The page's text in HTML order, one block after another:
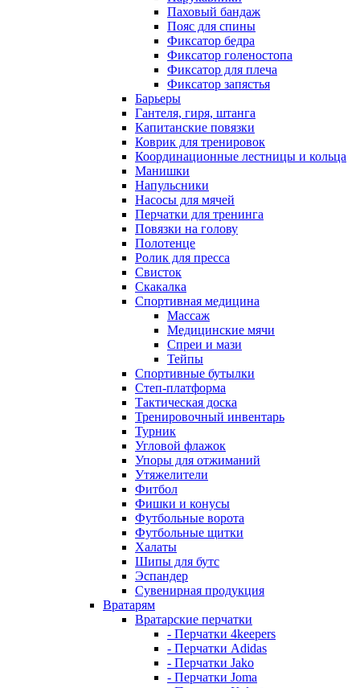
Паховый бандаж
Пояс для спины
Фиксатор бедра
Фиксатор голеностопа
Фиксатор для плеча
Фиксатор запястья
Барьеры
Гантеля, гиря, штанга
Капитанские повязки
Коврик для тренировок
Координационные лестницы и кольца
Манишки
Напульсники
Насосы для мячей
Перчатки для тренинга
Повязки на голову
Полотенце
Ролик для пресса
Свисток
Скакалка
Спортивная медицина
Массаж
Медицинские мячи
Спреи и мази
Тейпы
Спортивные бутылки
Степ-платформа
Тактическая доска
Тренировочный инвентарь
Турник
Угловой флажок
Упоры для отжиманий
Утяжелители
Фитбол
Фишки и конусы
Футбольные ворота
Футбольные щитки
Халаты
Шипы для бутс
Эспандер
Сувенирная продукция
Вратарям
Вратарские перчатки
- Перчатки 4keepers
- Перчатки Adidas
- Перчатки Jako
- Перчатки Joma